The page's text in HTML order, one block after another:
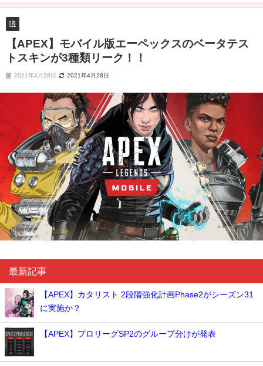
リーク！！
噂
【APEX】モバイル版エーペックスのベータテス
トスキンが3種類リーク！！
2021年4月28日 2021年4月28日
最新記事
【APEX】カタリスト 2段階強化計画Phase2がシーズン31
に実施か？
【APEX】プロリーグSP2のグループ分けが発表